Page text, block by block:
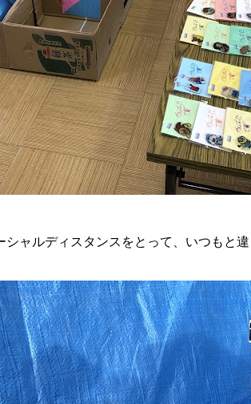
シャルディスタンスをとって、いつもと